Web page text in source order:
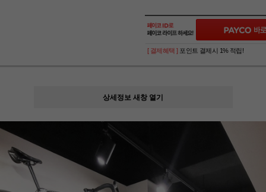
[ 결제혜택 ] 포인트 결제시 1% 적립!
상세정보 새창 열기